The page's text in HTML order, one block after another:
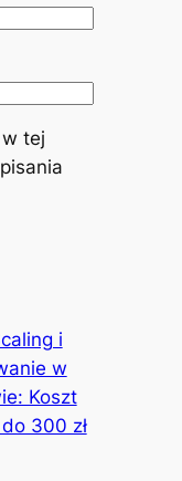
tej
i
w
Koszt
300 zł